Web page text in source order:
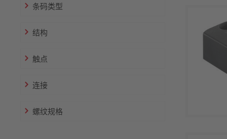
条码类型
结构
触点
连接
螺纹规格